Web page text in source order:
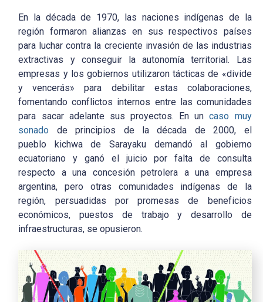
En la década de 1970, las naciones indígenas de la
región formaron alianzas en sus respectivos países
para luchar contra la creciente invasión de las industrias
extractivas y conseguir la autonomía territorial. Las
empresas y los gobiernos utilizaron tácticas de «divide
y vencerás» para debilitar estas colaboraciones,
fomentando conflictos internos entre las comunidades
para sacar adelante sus proyectos. En uncaso muy
sonado de principios de la década de 2000, el
pueblo kichwa de Sarayaku demandó al gobierno
ecuatoriano y ganó el juicio por falta de consulta
respecto a una concesión petrolera a una empresa
argentina, pero otras comunidades indígenas de la
región, persuadidas por promesas de beneficios
económicos, puestos de trabajo y desarrollo de
infraestructuras, se opusieron.